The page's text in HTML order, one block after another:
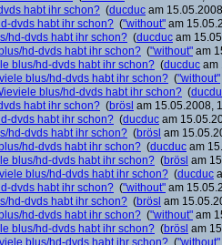
habt ihr schon? (ducduc am
dvds habt ihr schon? ("without" am
hd-dvds habt ihr schon? (ducduc am
hd-dvds habt ihr schon? ("without" am
blus/hd-dvds habt ihr schon? (ducduc am
blus/hd-dvds habt ihr schon? ("without"
blus/hd-dvds habt ihr schon? (
habt ihr schon? (brösl am 15.05.2008,
dvds habt ihr schon? (ducduc am
hd-dvds habt ihr schon? (brösl am
hd-dvds habt ihr schon? (ducduc am
blus/hd-dvds habt ihr schon? (brösl am
blus/hd-dvds habt ihr schon? (ducduc
dvds habt ihr schon? ("without" am
hd-dvds habt ihr schon? (brösl am
hd-dvds habt ihr schon? ("without" am
blus/hd-dvds habt ihr schon? (brösl am
blus/hd-dvds habt ihr schon? ("without"